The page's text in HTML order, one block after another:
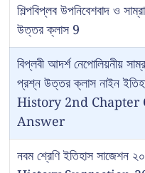
শিল্পবিপ্লব উপনিবেশবাদ ও
উত্তর ক্লাস 9
বিপ্লবী আদর্শ নেপোলিয়নীয়
প্রশ্ন উত্তর ক্লাস নাইন
History 2nd Chapter
Answer
নবম শ্রেণি ইতিহাস